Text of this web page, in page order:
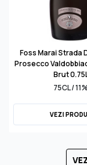
Foss Marai Strada
Prosecco
Brut
75CL / 11%
VEZI